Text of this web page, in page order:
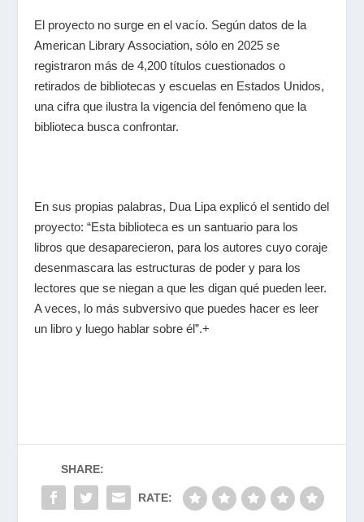
El proyecto no surge en el vacío. Según datos de la
American Library Association, sólo en 2025 se
registraron más de 4,200 títulos cuestionados o
retirados de bibliotecas y escuelas en Estados Unidos,
una cifra que ilustra la vigencia del fenómeno que la
biblioteca busca confrontar.
En sus propias palabras, Dua Lipa explicó el sentido del
proyecto: “Esta biblioteca es un santuario para los
libros que desaparecieron, para los autores cuyo coraje
desenmascara las estructuras de poder y para los
lectores que se niegan a que les digan qué pueden leer.
A veces, lo más subversivo que puedes hacer es leer
un libro y luego hablar sobre él”.+
SHARE:
RATE: